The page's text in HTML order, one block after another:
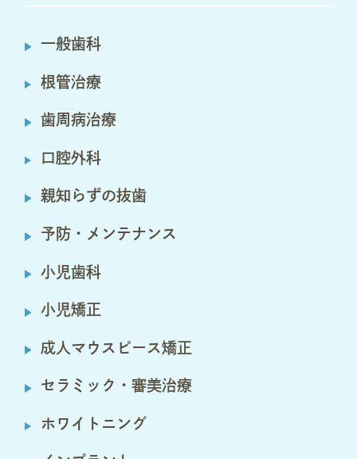
一般歯科
根管治療
歯周病治療
口腔外科
親知らずの抜歯
予防・メンテナンス
小児歯科
小児矯正
成人マウスピース矯正
セラミック・審美治療
ホワイトニング